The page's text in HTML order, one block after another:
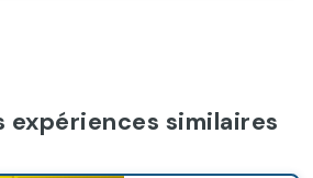
expériences similaires